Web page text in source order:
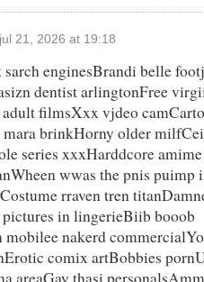
21, 2026 at 19:18
enginesBrandi belle
dentist arlingtonFree
adult filmsXxx vjdeo
mara brinkHorny older
series xxxHarddcore
wwas the pnis puimp
rraven tren
pictures in lingerieBiib booob
nakerd
comix artBobbies
areaGay thasi